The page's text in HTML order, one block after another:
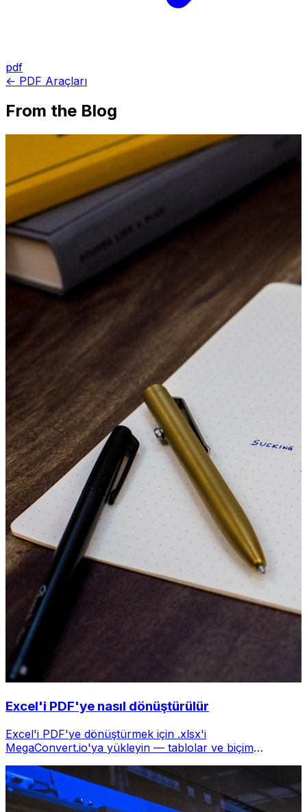
pdf
← PDF Araçları
From the Blog
Excel'i PDF'ye nasıl dönüştürülür
Excel'i PDF'ye dönüştürmek için .xlsx'i
MegaConvert.io'ya yükleyin — tablolar ve biçim